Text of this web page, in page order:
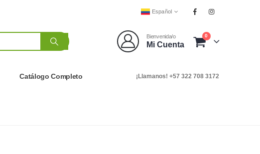
Español
Bienvenida/o
Mi Cuenta
0
Catálogo Completo ¡Llamanos! +57 322 708 3172